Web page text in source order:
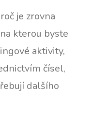
je zrovna
kterou byste
aktivity,
čísel,
dalšího